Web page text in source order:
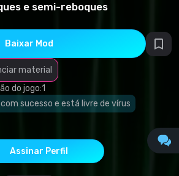
e semi-reboques
Baixar Mod
material
do jogo:1
sucesso e está livre de vírus
Assinar Perfil